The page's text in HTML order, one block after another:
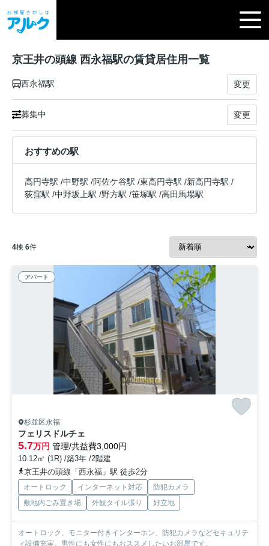
京王井の頭線 西永福駅の賃貸居住用一覧
西永福駅 変更
募集中 変更
おすすめの駅
高円寺駅 /中野駅 /阿佐ケ谷駅 /東高円寺駅 /新高円寺駅 /
荻窪駅 /中野坂上駅 /野方駅 /笹塚駅 /高田馬場駅
4棟 6件
アパート
杉並区永福
フェリスドルチェ
5.7万円 管理/共益費3,000円
10.12㎡ (1R) /築3年 /2階建
京王井の頭線「西永福」駅 徒歩2分
オートロック インターネット対応
防犯カメラ
敷地内ごみ置き場
外観タイル張り 好立地
オートロック、モニター付きインターホン、防犯カメラなどセキュリテ
ィ設備充実。男性にも女性にもおススメしたいお部屋です。